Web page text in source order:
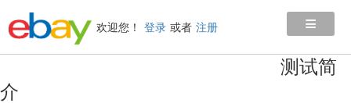
≡
欢迎您！ 登录 或者 注册
测试简
介